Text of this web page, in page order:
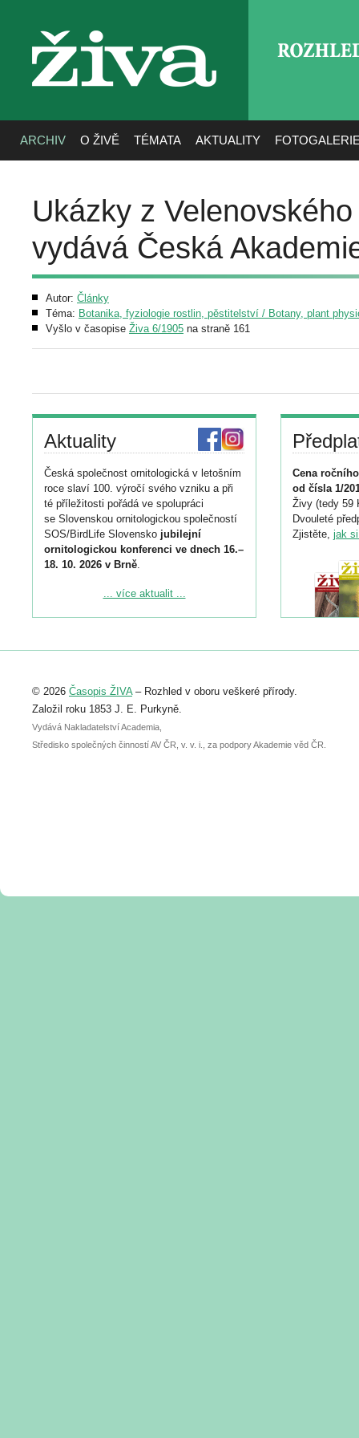
živa
ARCHIV O ŽIVĚ TÉMATA AKTUALITY
Ukázky z
vydává Česká
Autor: Články
Téma: Botanika, fyziologie rostlin, pěstitelství / Botany, plant
Vyšlo v časopise Živa 6/1905 na straně 161
Aktuality
Česká společnost ornitologická v letošním
roce slaví 100. výročí svého vzniku a při
té příležitosti pořádá ve spolupráci
se Slovenskou ornitologickou společností
SOS/BirdLife Slovensko jubilejní
ornitologickou konferenci ve dnech 16.–
18. 10. 2026 v Brně.
Podrobnější informace ke konferenci
Registrovat se můžete do 6. září.
abstraktu přihlášené přednášky nebo
posteru je už 30. června.
... více aktualit ...
Cena
od čísla 1/
Živy (tedy 59
Dvouleté
Zjistěte, jak
© 2026 Časopis ŽIVA– Rozhled v oboru veškeré přírody.
Založil roku 1853 J. E. Purkyně.
Vydává Nakladatelství Academia,
Středisko společných činností AV ČR, v. v. i., za podpory Akademie věd ČR.